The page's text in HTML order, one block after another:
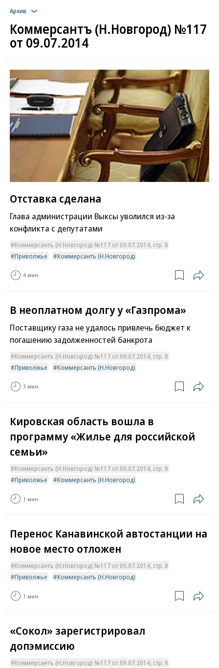
Архив
Коммерсантъ (Н.Новгород) №117
от 09.07.2014
Отставка сделана
Глава администрации Выксы уволился из-за
конфликта с депутатами
Коммерсантъ (Н.Новгород) №117 от 09.07.2014, стр. 8
Приволжье
Коммерсантъ (Н.Новгород)
4 мин.
В неоплатном долгу у «Газпрома»
Поставщику газа не удалось привлечь бюджет к
погашению задолженностей банкрота
Коммерсантъ (Н.Новгород) №117 от 09.07.2014, стр. 8
Приволжье
Коммерсантъ (Н.Новгород)
3 мин.
Кировская область вошла в
программу «Жилье для российской
семьи»
Коммерсантъ (Н.Новгород) №117 от 09.07.2014, стр. 8
Приволжье
Коммерсантъ (Н.Новгород)
1 мин.
Перенос Канавинской автостанции на
новое место отложен
Коммерсантъ (Н.Новгород) №117 от 09.07.2014, стр. 8
Приволжье
Коммерсантъ (Н.Новгород)
1 мин.
«Сокол» зарегистрировал
допэмиссию
Коммерсантъ (Н.Новгород) №117 от 09.07.2014, стр. 8